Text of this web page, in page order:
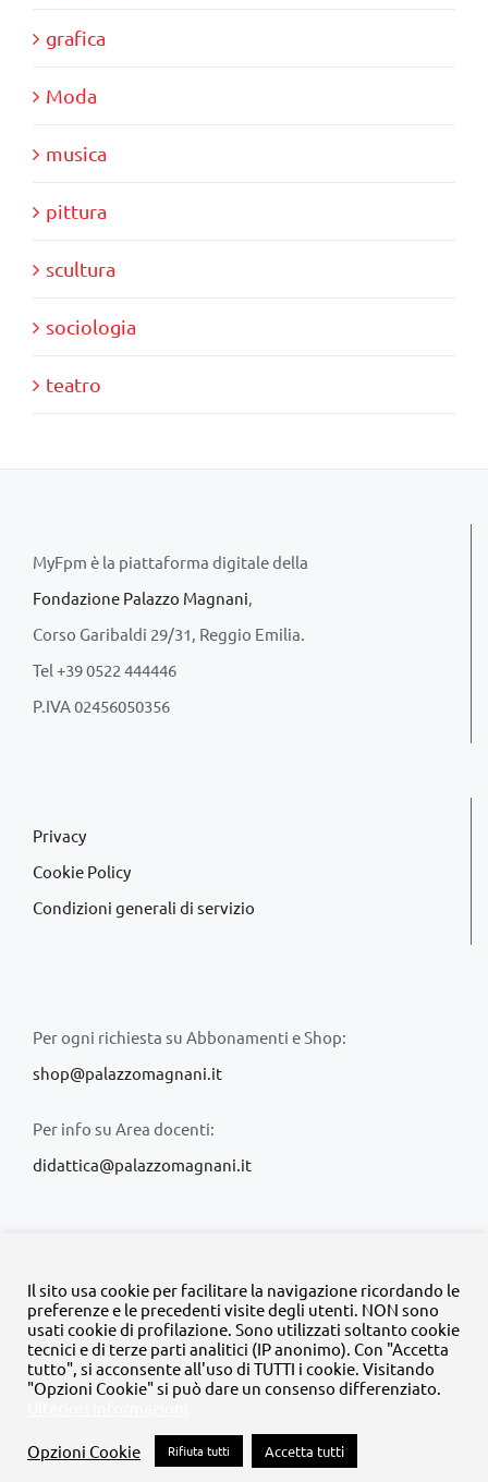
grafica
Moda
musica
pittura
scultura
sociologia
teatro
MyFpm è la piattaforma digitale della
Fondazione Palazzo Magnani,
Corso Garibaldi 29/31, Reggio Emilia.
Tel +39 0522 444446
P.IVA 02456050356
Privacy
Cookie Policy
Condizioni generali di servizio
Per ogni richiesta su Abbonamenti e Shop:
shop@palazzomagnani.it
Per info su Area docenti:
didattica@palazzomagnani.it
© Copyright 2020 -2026 | Tutti i diritti riservati | MyFpm è un
progetto dellaFondazione Palazzo Magnani
FacebookInstagram
TwitterLinkedInYouTube
Il sito usa cookie per facilitare la navigazione ricordando le
preferenze e le precedenti visite degli utenti. NON sono
usati cookie di profilazione. Sono utilizzati soltanto cookie
tecnici e di terze parti analitici (IP anonimo). Con "Accetta
tutto", si acconsente all'uso di TUTTI i cookie. Visitando
"Opzioni Cookie" si può dare un consenso differenziato.
Opzioni Cookie Rifiuta tutti Accetta tutti